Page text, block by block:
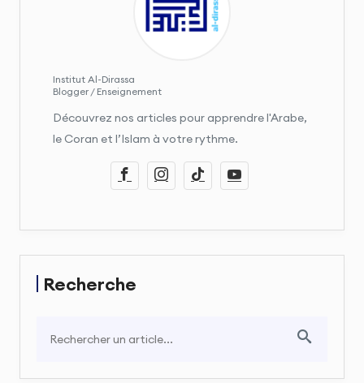
Institut Al-Dirassa
Blogger / Enseignement
Découvrez nos articles pour apprendre l'Arabe,
le Coran et l’Islam à votre rythme.
Recherche